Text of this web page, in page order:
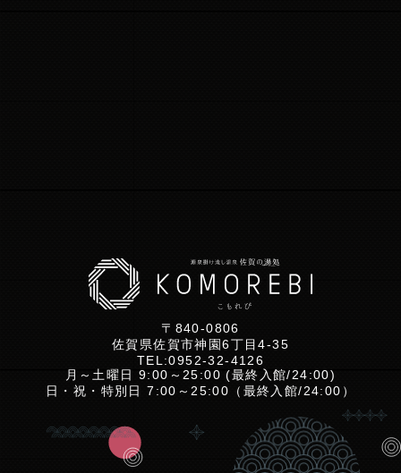
〒840-0806
佐賀県佐賀市神園6丁目4-35
TEL:0952-32-4126
月～土曜日 9:00～25:00 (最終入館/24:00)
日・祝・特別日 7:00～25:00（最終入館/24:00）